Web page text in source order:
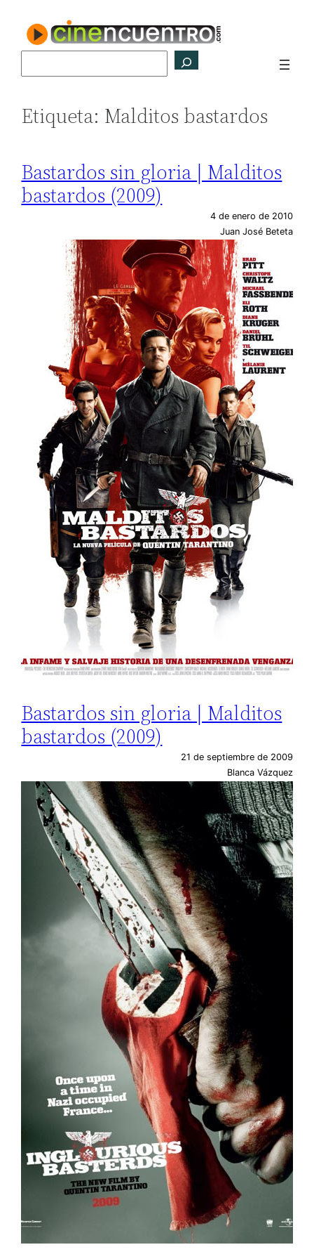
contenido
Etiqueta: Malditos bastardos
Bastardos sin gloria | Malditos
bastardos (2009)
4 de enero de 2010
Juan José Beteta
Bastardos sin gloria | Malditos
bastardos (2009)
21 de septiembre de 2009
Blanca Vázquez